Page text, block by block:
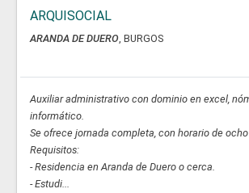
ARQUISOCIAL
ARANDA DE DUERO, BURGOS
Auxiliar administrativo con dominio en excel,
informático.
Se ofrece jornada completa, con horario de
Requisitos:
- Residencia en Aranda de Duero o cerca.
- Estudi...